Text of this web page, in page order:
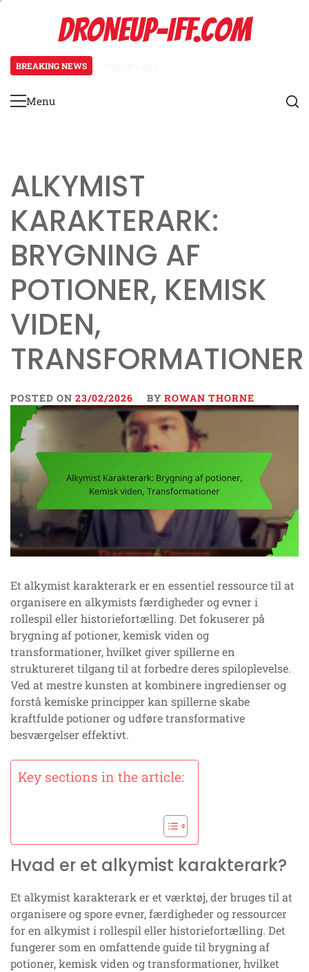
DRONEUP-IFF.COM
BREAKING NEWS
Primary
Menu
ALKYMIST
KARAKTERARK:
BRYGNING AF
POTIONER, KEMISK
VIDEN,
TRANSFORMATIONER
POSTED ON 23/02/2026 BY ROWAN THORNE
Et alkymist karakterark er en essentiel ressource til at
organisere en alkymists færdigheder og evner i
rollespil eller historiefortælling. Det fokuserer på
brygning af potioner, kemisk viden og
transformationer, hvilket giver spillerne en
struktureret tilgang til at forbedre deres spiloplevelse.
Ved at mestre kunsten at kombinere ingredienser og
forstå kemiske principper kan spillerne skabe
kraftfulde potioner og udføre transformative
besværgelser effektivt.
Key sections in the article:
Hvad er et alkymist karakterark?
Et alkymist karakterark er et værktøj, der bruges til at
organisere og spore evner, færdigheder og ressourcer
for en alkymist i rollespil eller historiefortælling. Det
fungerer som en omfattende guide til brygning af
potioner, kemisk viden og transformationer, hvilket